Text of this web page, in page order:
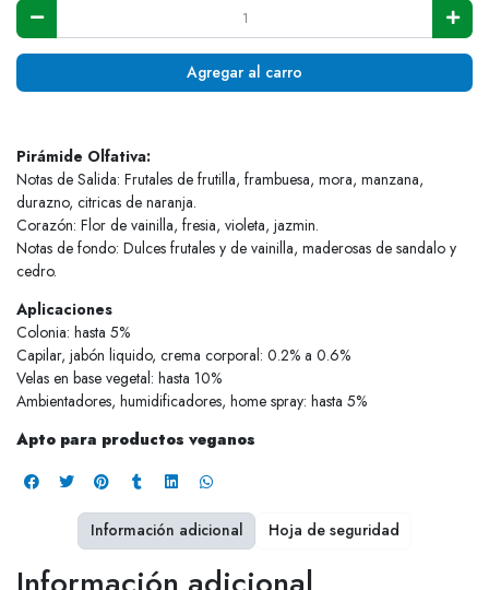
Agregar al carro
Pirámide Olfativa:
Notas de Salida: Frutales de frutilla, frambuesa, mora, manzana,
durazno, citricas de naranja.
Corazón: Flor de vainilla, fresia, violeta, jazmin.
Notas de fondo: Dulces frutales y de vainilla, maderosas de sandalo y
cedro.
Aplicaciones
Colonia: hasta 5%
Capilar, jabón liquido, crema corporal: 0.2% a 0.6%
Velas en base vegetal: hasta 10%
Ambientadores, humidificadores, home spray: hasta 5%
Apto para productos veganos
Información adicional Hoja de seguridad